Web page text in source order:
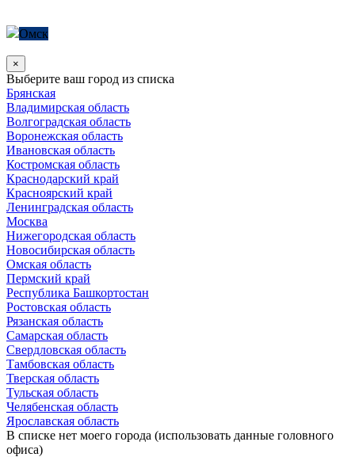
Омск
×
Выберите ваш город из списка
Брянская
Владимирская область
Волгоградская область
Воронежская область
Ивановская область
Костромская область
Краснодарский край
Красноярский край
Ленинградская область
Москва
Нижегородская область
Новосибирская область
Омская область
Пермский край
Республика Башкортостан
Ростовская область
Рязанская область
Самарская область
Свердловская область
Тамбовская область
Тверская область
Тульская область
Челябенская область
Ярославская область
В списке нет моего города (использовать данные головного
офиса)